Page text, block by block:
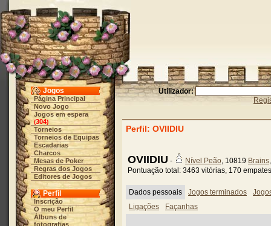
Jogos
Página Principal
Novo Jogo
Jogos em espera
(304)
Torneios
Torneios de Equipas
Escadarias
Charcos
Mesas de Poker
Regras dos Jogos
Editores de Jogos
Perfil
Inscrição
O meu Perfil
Álbuns de
fotografias
Utilizador:
Perfil: OVIIDIU
OVIIDIU - Nível Peão, 10819 Brains
Pontuação total: 3463 vitórias, 170
Dados pessoais Jogos terminados
Ligações
Façanhas